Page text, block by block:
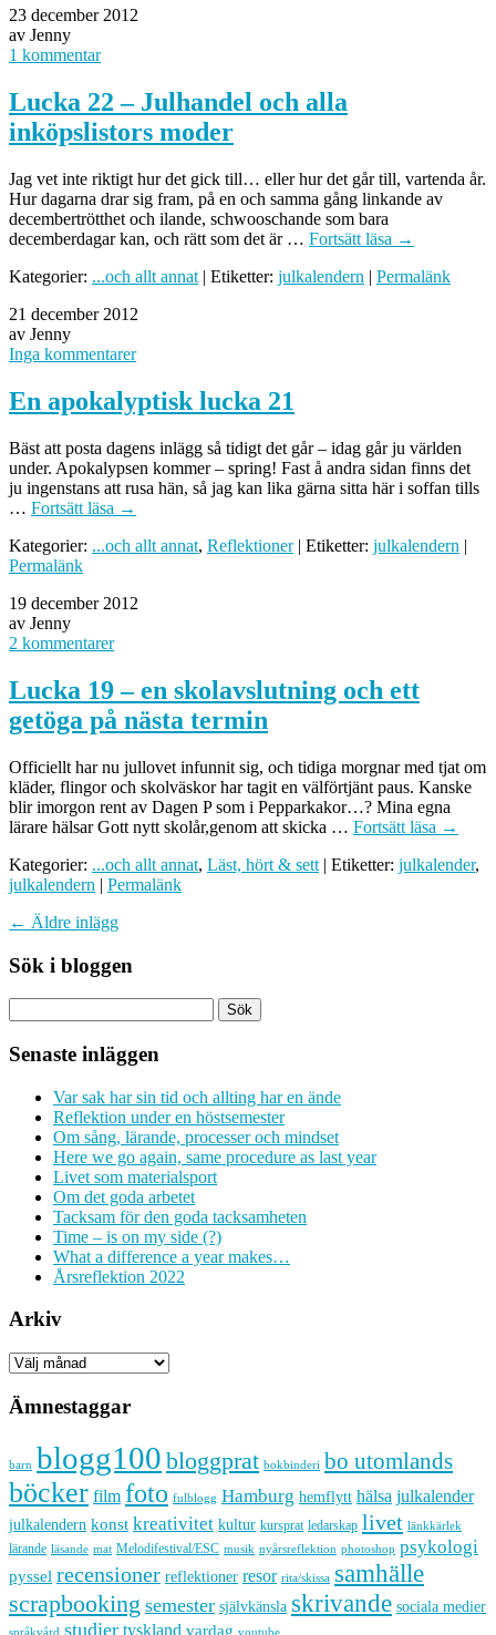
23 december 2012
av Jenny
1 kommentar
Lucka 22 – Julhandel och alla
inköpslistors moder
Jag vet inte riktigt hur det gick till… eller hur det går till, vartenda år.
Hur dagarna drar sig fram, på en och samma gång linkande av
decembertrötthet och ilande, schwooschande som bara
decemberdagar kan, och rätt som det är … Fortsätt läsa →
Kategorier: ...och allt annat | Etiketter: julkalendern | Permalänk
21 december 2012
av Jenny
Inga kommentarer
En apokalyptisk lucka 21
Bäst att posta dagens inlägg så tidigt det går – idag går ju världen
under. Apokalypsen kommer – spring! Fast å andra sidan finns det
ju ingenstans att rusa hän, så jag kan lika gärna sitta här i soffan tills
… Fortsätt läsa →
Kategorier: ...och allt annat, Reflektioner| Etiketter: julkalendern |
Permalänk
19 december 2012
av Jenny
2 kommentarer
Lucka 19 – en skolavslutning och ett
getöga på nästa termin
Officiellt har nu jullovet infunnit sig, och tidiga morgnar med tjat om
kläder, flingor och skolväskor har tagit en välförtjänt paus. Kanske
blir imorgon rent av Dagen P som i Pepparkakor…? Mina egna
lärare hälsar Gott nytt skolår,genom att skicka … Fortsätt läsa →
Kategorier: ...och allt annat, Läst, hört & sett | Etiketter: julkalender,
julkalendern | Permalänk
← Äldre inlägg
Sök i bloggen
Senaste inläggen
Var sak har sin tid och allting har en ände
Reflektion under en höstsemester
Om sång, lärande, processer och mindset
Here we go again, same procedure as last year
Livet som materialsport
Om det goda arbetet
Tacksam för den goda tacksamheten
Time – is on my side (?)
What a difference a year makes…
Årsreflektion 2022
Arkiv
Arkiv
Ämnestaggar
barn blogg100 bloggprat bokbinderi bo utomlands
böcker film foto fulblogg Hamburg hemflytt hälsa julkalender
julkalendern konst kreativitet kultur kursprat ledarskap livet länkkärlek
lärande läsande mat Melodifestival/ESC musik nyårsreflektion photoshop psykologi
pyssel recensioner reflektioner resor rita/skissa samhälle
scrapbooking semester självkänsla skrivande sociala medier
språkvård studier tyskland vardag youtube